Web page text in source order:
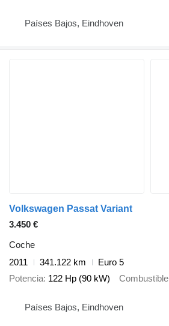
Países Bajos, Eindhoven
Volkswagen Passat Variant
3.450 €
Coche
2011
341.122 km
Euro 5
Potencia 122 Hp (90 kW) Combustible
Países Bajos, Eindhoven